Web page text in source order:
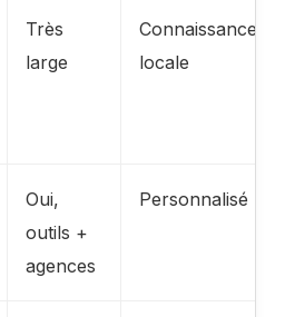
Très
large
Connaissance
locale
Oui,
outils +
agences
Personnalisé